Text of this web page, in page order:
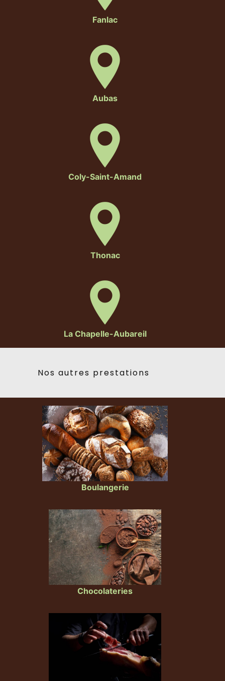
Fanlac
Aubas
Coly-Saint-Amand
Thonac
La Chapelle-Aubareil
Nos autres prestations
Boulangerie
Chocolateries